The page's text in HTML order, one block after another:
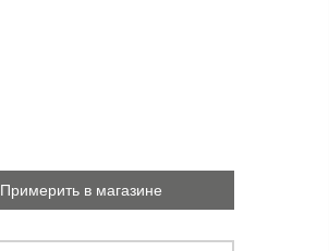
Примерить в магазине